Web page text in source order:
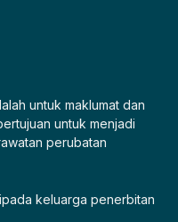
untuk maklumat dan
untuk menjadi
perubatan
keluarga penerbitan